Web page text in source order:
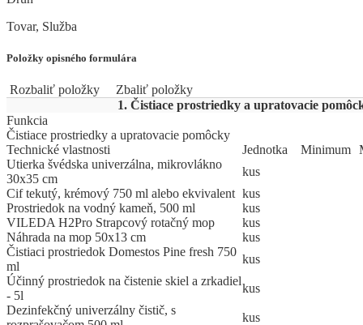
Tovar, Služba
Položky opisného formulára
Rozbaliť položky
Zbaliť položky
1. Čistiace prostriedky a upratovacie
Funkcia
Čistiace prostriedky a upratovacie pomôcky
Technické vlastnosti
Jed­not­ka Mi­ni­mum
Utierka švédska univerzálna, mikrovlákno
30x35 cm
kus
Cif tekutý, krémový 750 ml alebo ekvivalent kus
Prostriedok na vodný kameň, 500 ml
kus
VILEDA H2Pro Strapcový rotačný mop
kus
Náhrada na mop 50x13 cm
kus
Čistiaci prostriedok Domestos Pine fresh 750
ml
kus
Účinný prostriedok na čistenie skiel a zrkadiel
- 5l
kus
Dezinfekčný univerzálny čistič, s
kus